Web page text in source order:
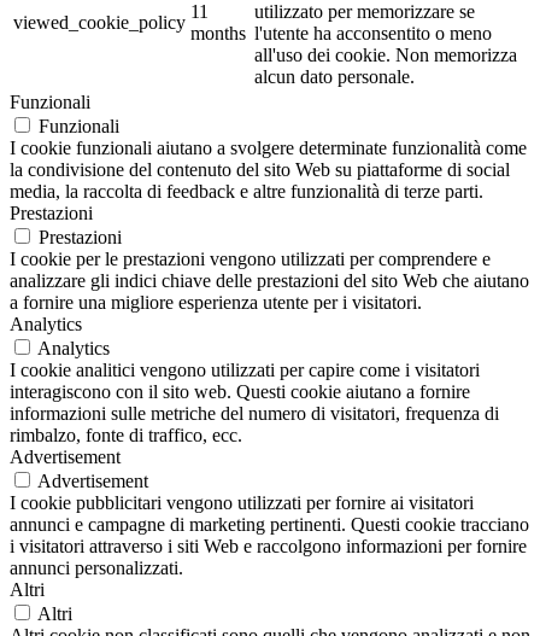
viewed_cookie_policy
11
months
utilizzato per memorizzare se
l'utente ha acconsentito o meno
all'uso dei cookie. Non memorizza
alcun dato personale.
Funzionali
Funzionali
I cookie funzionali aiutano a svolgere determinate funzionalità come
la condivisione del contenuto del sito Web su piattaforme di social
media, la raccolta di feedback e altre funzionalità di terze parti.
Prestazioni
Prestazioni
I cookie per le prestazioni vengono utilizzati per comprendere e
analizzare gli indici chiave delle prestazioni del sito Web che aiutano
a fornire una migliore esperienza utente per i visitatori.
Analytics
Analytics
I cookie analitici vengono utilizzati per capire come i visitatori
interagiscono con il sito web. Questi cookie aiutano a fornire
informazioni sulle metriche del numero di visitatori, frequenza di
rimbalzo, fonte di traffico, ecc.
Advertisement
Advertisement
I cookie pubblicitari vengono utilizzati per fornire ai visitatori
annunci e campagne di marketing pertinenti. Questi cookie tracciano
i visitatori attraverso i siti Web e raccolgono informazioni per fornire
annunci personalizzati.
Altri
Altri